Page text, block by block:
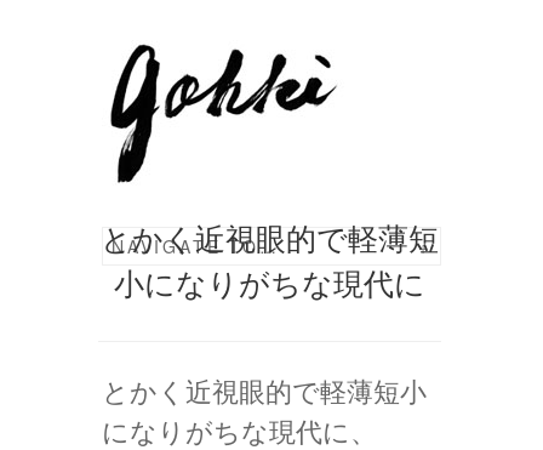
NAVIGATE TO… +
とかく近視眼的で軽薄短
小になりがちな現代に
とかく近視眼的で軽薄短小
になりがちな現代に、